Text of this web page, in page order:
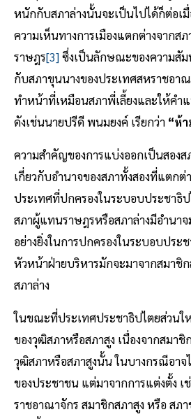
หนักกับสภาล่างนั้นจะเป็นไปได้ก็ต่อเ
ความเห็นทางการเมืองแตกต่างจากส
ราษฎร[3]ซึ่งเป็นลักษณะของความสั
กับสภาขุนนางของประเทศสหราชอา
ทำหน้าที่เหมือนสภาพี่เลี้ยงและให้คำ
ดังเช่นนายปรีดี พนมยงค์ เรียกว่า “ห้
ความสำคัญของการแบ่งออกเป็นสองส
เกี่ยวกับอำนาจของสภาทั้งสองที่แตกต่
ประเทศที่ปกครองในระบอบประชาธิ
สภาผู้แทนราษฎรหรือสภาล่างมีอำนาจ
อย่างยิ่งในการปกครองในระบอบปร
หัวหน้าฝ่ายบริหารมักจะมาจากสมาชิ
สภาล่าง
ในขณะที่ประเทศประชาธิปไตยส่วน
ของวุฒิสภาหรือสภาสูง เนื่องจากสมา
วุฒิสภาหรือสภาสูงนั้น ในบางกรณีอาจ
ของประชาชน แต่มาจากการแต่งตั้ง
ราชอาณาจักร สมาชิกสภาสูง หรือ สภ